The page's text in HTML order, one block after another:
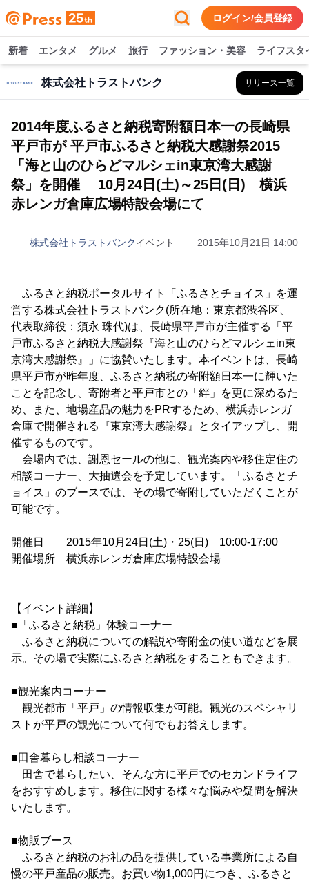
ログイン/会員登録
新着 エンタメ グルメ 旅行 ファッション・美容 ライフスタ
株式会社トラストバンク リリース一覧
2014年度ふるさと納税寄附額日本一の長崎県
平戸市が 平戸市ふるさと納税大感謝祭2015
「海と山のひらどマルシェin東京湾大感謝
祭」を開催 10月24日(土)～25日(日) 横浜
赤レンガ倉庫広場特設会場にて
株式会社トラストバンクイベント 2015年10月21日 14:00
ふるさと納税ポータルサイト「ふるさとチョイス」を運
営する株式会社トラストバンク(所在地：東京都渋谷区、
代表取締役：須永 珠代)は、長崎県平戸市が主催する「平
戸市ふるさと納税大感謝祭『海と山のひらどマルシェin東
京湾大感謝祭』」に協賛いたします。本イベントは、長崎
県平戸市が昨年度、ふるさと納税の寄附額日本一に輝いた
ことを記念し、寄附者と平戸市との「絆」を更に深めるた
め、また、地場産品の魅力をPRするため、横浜赤レンガ
倉庫で開催される『東京湾大感謝祭』とタイアップし、開
催するものです。
会場内では、謝恩セールの他に、観光案内や移住定住の
相談コーナー、大抽選会を予定しています。「ふるさとチ
ョイス」のブースでは、その場で寄附していただくことが
可能です。
開催日 2015年10月24日(土)・25(日) 10:00-17:00
開催場所 横浜赤レンガ倉庫広場特設会場
【イベント詳細】
■「ふるさと納税」体験コーナー
ふるさと納税についての解説や寄附金の使い道などを展
示。その場で実際にふるさと納税をすることもできます。
■観光案内コーナー
観光都市「平戸」の情報収集が可能。観光のスペシャリ
ストが平戸の観光について何でもお答えします。
■田舎暮らし相談コーナー
田舎で暮らしたい、そんな方に平戸でのセカンドライフ
をおすすめします。移住に関する様々な悩みや疑問を解決
いたします。
■物販ブース
ふるさと納税のお礼の品を提供している事業所による自
慢の平戸産品の販売。お買い物1,000円につき、ふるさと